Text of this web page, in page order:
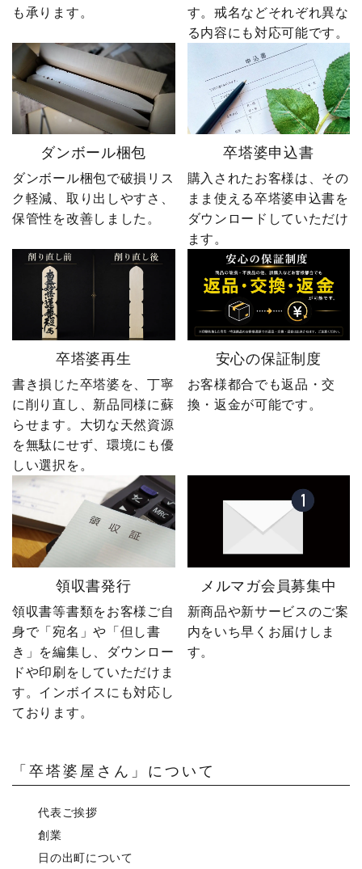
も承ります。
す。戒名などそれぞれ異な
る内容にも対応可能です。
ダンボール梱包
ダンボール梱包で破損リス
ク軽減、取り出しやすさ、
保管性を改善しました。
卒塔婆申込書
購入されたお客様は、その
まま使える卒塔婆申込書を
ダウンロードしていただけ
ます。
卒塔婆再生
書き損じた卒塔婆を、丁寧
に削り直し、新品同様に蘇
らせます。大切な天然資源
を無駄にせず、環境にも優
しい選択を。
安心の保証制度
お客様都合でも返品・交
換・返金が可能です。
領収書発行
領収書等書類をお客様ご自
身で「宛名」や「但し書
き」を編集し、ダウンロー
ドや印刷をしていただけま
す。インボイスにも対応し
ております。
メルマガ会員募集中
新商品や新サービスのご案
内をいち早くお届けしま
す。
「卒塔婆屋さん」について
代表ご挨拶
創業
日の出町について